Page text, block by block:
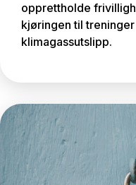
opprettholde
kjøringen til
klimagassutslipp.